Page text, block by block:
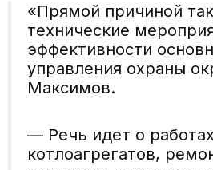
«Прямой причиной
технические
эффективности
управления охраны
Максимов.
— Речь идет о
котлоагрегатов,